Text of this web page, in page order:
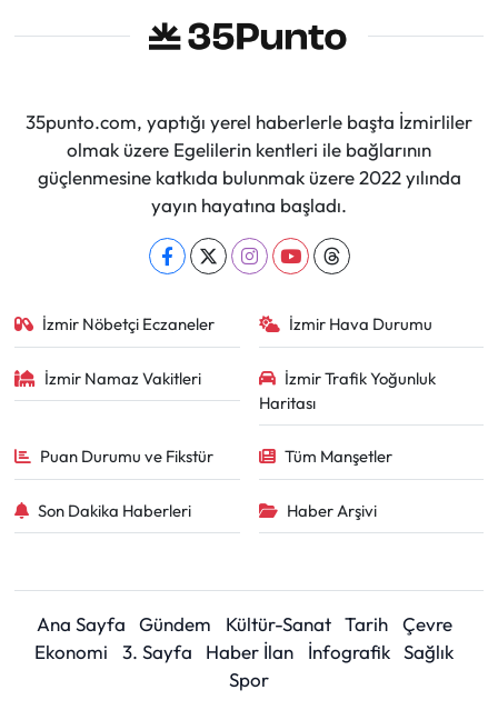
35punto.com, yaptığı yerel haberlerle başta İzmirliler
olmak üzere Egelilerin kentleri ile bağlarının
güçlenmesine katkıda bulunmak üzere 2022 yılında
yayın hayatına başladı.
İzmir Nöbetçi Eczaneler İzmir Hava Durumu
İzmir Namaz Vakitleri
İzmir Trafik Yoğunluk
Haritası
Puan Durumu ve Fikstür Tüm Manşetler
Son Dakika Haberleri Haber Arşivi
Ana Sayfa Gündem Kültür-Sanat Tarih
Çevre
Ekonomi
3. Sayfa Haber İlan İnfografik Sağlık
Spor